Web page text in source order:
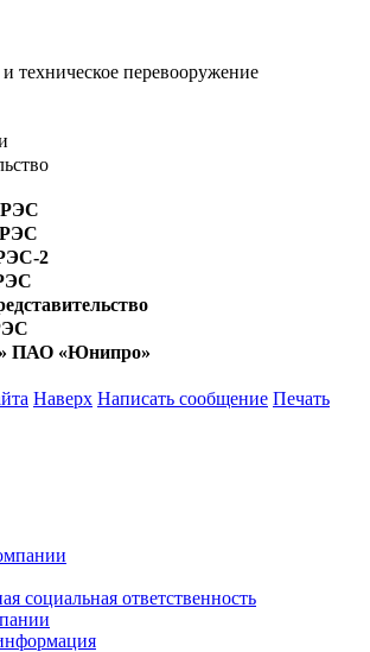
техническое перевооружение
2
ПАО «Юнипро»
Наверх Написать сообщение Печать
социальная ответственность